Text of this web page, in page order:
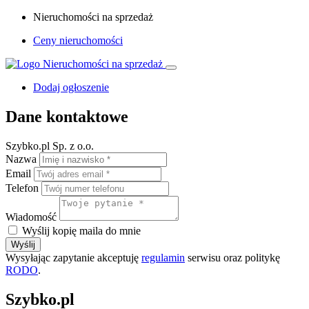
Nieruchomości na sprzedaż
Ceny nieruchomości
Dodaj ogłoszenie
Dane kontaktowe
Szybko.pl Sp. z o.o.
Nazwa
Email
Telefon
Wiadomość
Wyślij kopię maila do mnie
Wyślij
Wysyłając zapytanie akceptuję regulamin serwisu oraz politykę
RODO.
Szybko.pl